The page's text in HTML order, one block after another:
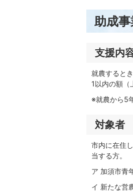
助成
支援内
就農すると
1以内の額（
※就農から5
対象者
市内に在住
当する方。
ア 加須市青
イ 新たな営